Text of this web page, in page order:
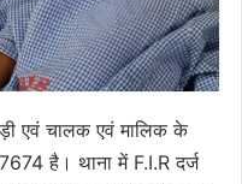
एवं चालक एवं मालिक के
है। थाना में F.I.R दर्ज